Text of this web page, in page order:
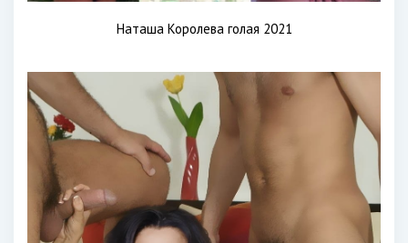
Наташа Королева голая 2021